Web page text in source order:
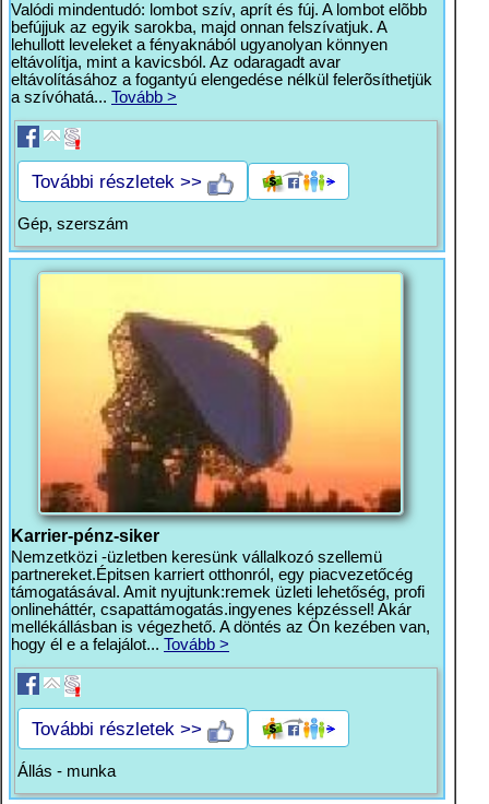
Valódi mindentudó: lombot szív, aprít és fúj. A lombot elõbb
befújjuk az egyik sarokba, majd onnan felszívatjuk. A
lehullott leveleket a fényaknából ugyanolyan könnyen
eltávolítja, mint a kavicsból. Az odaragadt avar
eltávolításához a fogantyú elengedése nélkül felerõsíthetjük
a szívóhatá... Tovább >
További részletek >>
Gép, szerszám
Karrier-pénz-siker
Nemzetközi -üzletben keresünk vállalkozó szellemü
partnereket.Épitsen karriert otthonról, egy piacvezetőcég
támogatásával. Amit nyujtunk:remek üzleti lehetőség, profi
onlineháttér, csapattámogatás.ingyenes képzéssel! Akár
mellékállásban is végezhető. A döntés az Ön kezében van,
hogy él e a felajálot... Tovább >
További részletek >>
Állás - munka